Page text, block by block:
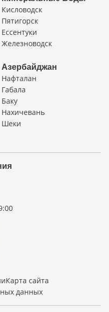
Кисловодск
Пятигорск
Ессентуки
Железноводск
Азербайджан
Нафталан
Габала
Баку
Нахичевань
Шеки
Карта сайта
данных